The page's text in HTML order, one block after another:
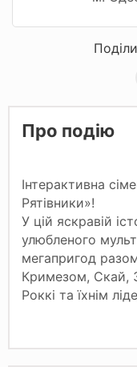
Про подію
Інтерактивна
Рятівники»!
У цій яскравій
улюбленого
мегапригод
Кримезом, Скай,
Роккі та їхнім